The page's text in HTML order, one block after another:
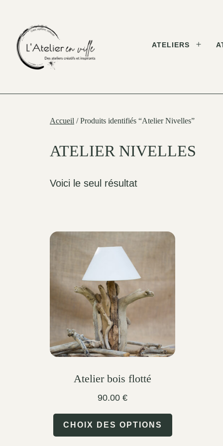
content
en
ATELIERS
Accueil / Produits identifiés “Atelier Nivelles”
ATELIER NIVELLES
Voici le seul résultat
Atelier bois flotté
90.00€
CHOIX DES OPTIONS
product